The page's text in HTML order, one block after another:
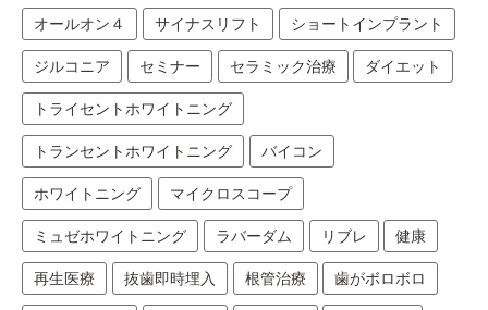
オールオン４ サイナスリフト ショートインプラント
ジルコニア セミナー セラミック治療 ダイエット
トライセントホワイトニング
トランセントホワイトニング バイコン
ホワイトニング マイクロスコープ
ミュゼホワイトニング ラバーダム リブレ 健康
再生医療 抜歯即時埋入 根管治療 歯がボロボロ